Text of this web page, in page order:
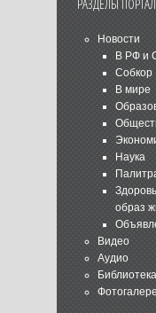
Новости
В РФ и
Собкор
В мире
Наука
образ
Видео
Аудио
Библиотека